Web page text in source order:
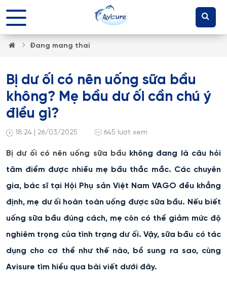
Đang mang thai
Bị dư ối có nên uống sữa bầu
không? Mẹ bầu dư ối cần chú ý
điều gì?
18:24 | 26/03/2025 645 lượt xem
Bị dư ối có nên uống sữa bầu không đang là câu hỏi
tâm điểm được nhiều mẹ bầu thắc mắc. Các chuyên
gia, bác sĩ tại Hội Phụ sản Việt Nam VAGO đều khẳng
định, mẹ dư ối hoàn toàn uống được sữa bầu. Nếu biết
uống sữa bầu đúng cách, mẹ còn có thể giảm mức độ
nghiêm trọng của tình trạng dư ối. Vậy, sữa bầu có tác
dụng cho cơ thể như thế nào, bổ sung ra sao, cùng
Avisure tìm hiểu qua bài viết dưới đây.